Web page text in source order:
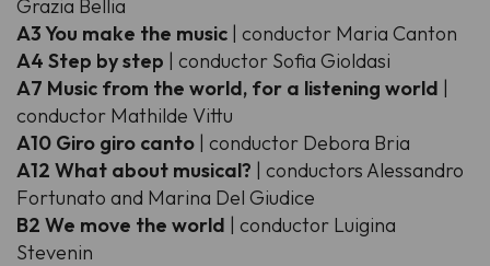
Grazia Bellia
A3 You make the music | conductor Maria Canton
A4 Step by step | conductor Sofia Gioldasi
A7 Music from the world, for a listening world |
conductor Mathilde Vittu
A10 Giro giro canto | conductor Debora Bria
A12 What about musical? | conductors Alessandro
Fortunato and Marina Del Giudice
B2 We move the world | conductor Luigina
Stevenin